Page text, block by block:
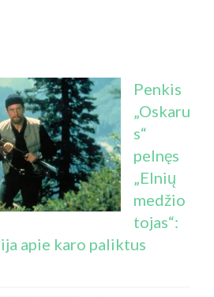
Penkis
„Oskaru
s“
pelnęs
„Elnių
medžio
tojas“:
apie karo paliktus